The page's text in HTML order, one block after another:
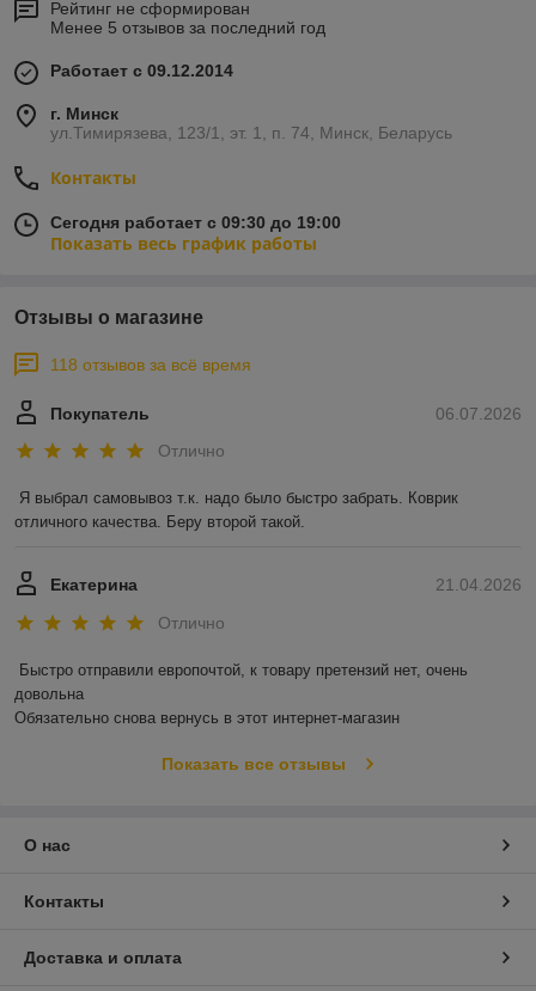
Рейтинг не сформирован
Менее 5 отзывов за последний год
Работает с 09.12.2014
г. Минск
ул.Тимирязева, 123/1, эт. 1, п. 74, Минск, Беларусь
Контакты
Сегодня работает с 09:30 до 19:00
Показать весь график работы
Отзывы о магазине
118 отзывов за всё время
06.07.2026
Покупатель
Отлично
Я выбрал самовывоз т.к. надо было быстро забрать. Коврик
отличного качества. Беру второй такой.
21.04.2026
Екатерина
Отлично
Быстро отправили европочтой, к товару претензий нет, очень
довольна
Обязательно снова вернусь в этот интернет-магазин
Показать все отзывы
О нас
Контакты
Доставка и оплата